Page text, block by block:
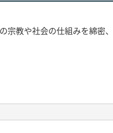
教や社会の仕組みを綿密、